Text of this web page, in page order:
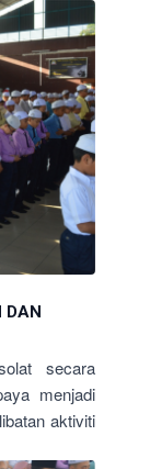
DAN
secara
menjadi
aktiviti